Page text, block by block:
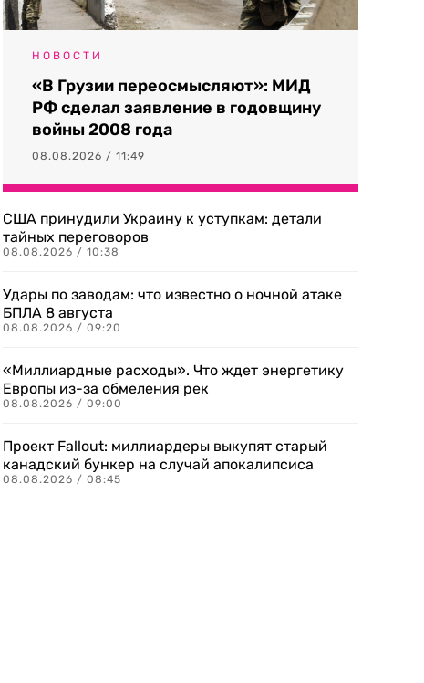
НОВОСТИ
«В Грузии переосмысляют»: МИД
РФ сделал заявление в годовщину
войны 2008 года
08.08.2026 / 11:49
США принудили Украину к уступкам: детали
тайных переговоров
08.08.2026 / 10:38
Удары по заводам: что известно о ночной атаке
БПЛА 8 августа
08.08.2026 / 09:20
«Миллиардные расходы». Что ждет энергетику
Европы из-за обмеления рек
08.08.2026 / 09:00
Проект Fallout: миллиардеры выкупят старый
канадский бункер на случай апокалипсиса
08.08.2026 / 08:45